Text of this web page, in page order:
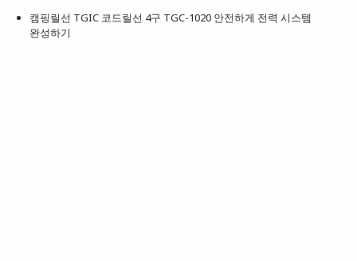
캠핑릴선 TGIC 코드릴선 4구 TGC-1020 안전하게 전력 시스템
완성하기